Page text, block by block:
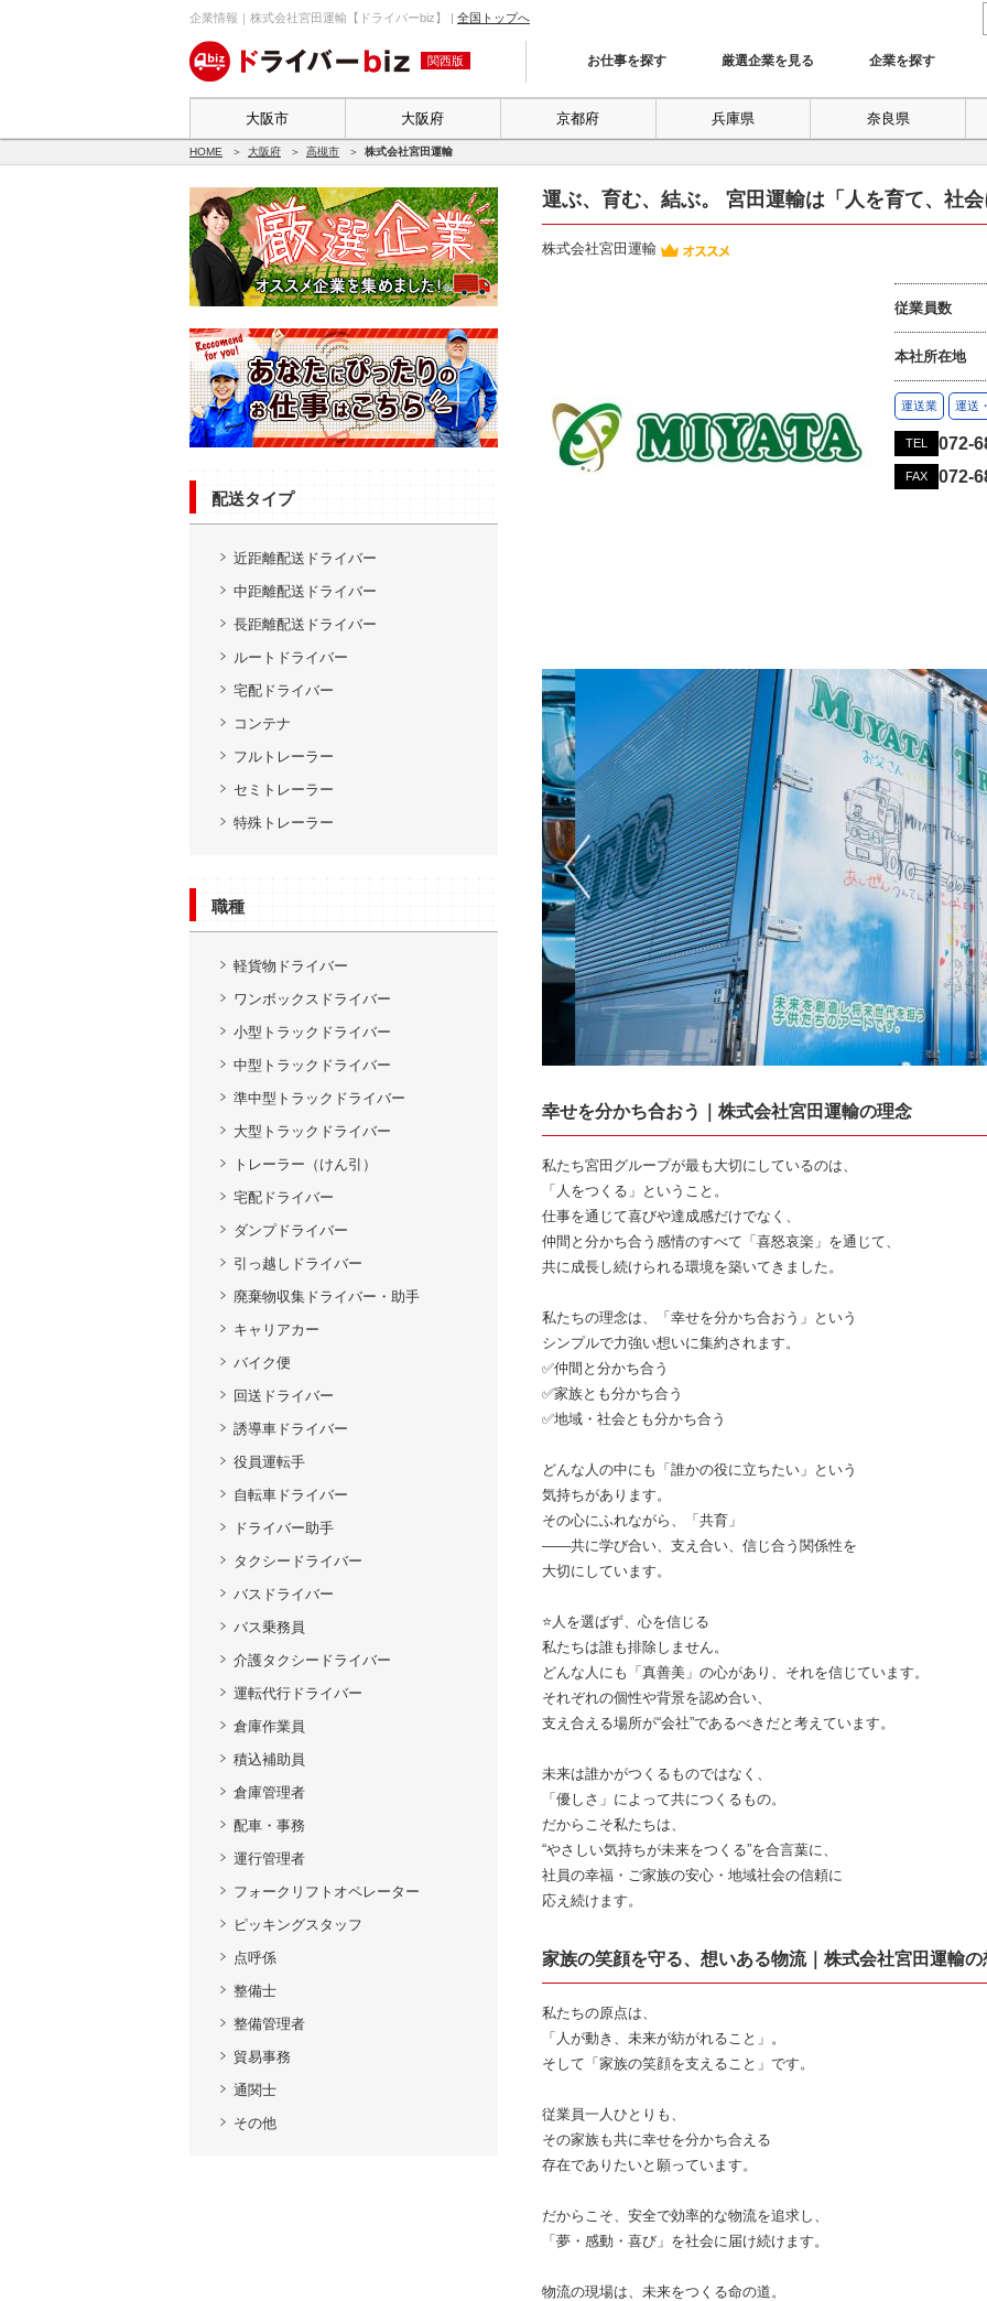
企業情報｜株式会社宮田運輸【ドライバーbiz】 | 全国トップへ
関西版 お仕事を探す 厳選企業を見る 企業を探す
大阪市 大阪府 京都府 兵庫県 奈良県
HOME 大阪府 高槻市 株式会社宮田運輸
配送タイプ
近距離配送ドライバー
中距離配送ドライバー
長距離配送ドライバー
ルートドライバー
宅配ドライバー
コンテナ
フルトレーラー
セミトレーラー
特殊トレーラー
職種
軽貨物ドライバー
ワンボックスドライバー
小型トラックドライバー
中型トラックドライバー
準中型トラックドライバー
大型トラックドライバー
トレーラー（けん引）
宅配ドライバー
ダンプドライバー
引っ越しドライバー
廃棄物収集ドライバー・助手
キャリアカー
バイク便
回送ドライバー
誘導車ドライバー
役員運転手
自転車ドライバー
ドライバー助手
タクシードライバー
バスドライバー
バス乗務員
介護タクシードライバー
運転代行ドライバー
倉庫作業員
積込補助員
倉庫管理者
配車・事務
運行管理者
フォークリフトオペレーター
ピッキングスタッフ
点呼係
整備士
整備管理者
貿易事務
通関士
その他
運ぶ、育む、結ぶ。 宮田運輸は「人を育て、社
株式会社宮田運輸
従業員数
本社所在地
運送業 運送
TEL 072-
FAX 072-
幸せを分かち合おう｜株式会社宮田運輸の理念
私たち宮田グループが最も大切にしているのは、
「人をつくる」ということ。
仕事を通じて喜びや達成感だけでなく、
仲間と分かち合う感情のすべて「喜怒哀楽」を通じて、
共に成長し続けられる環境を築いてきました。
私たちの理念は、「幸せを分かち合おう」という
シンプルで力強い想いに集約されます。
✅仲間と分かち合う
✅家族とも分かち合う
✅地域・社会とも分かち合う
どんな人の中にも「誰かの役に立ちたい」という
気持ちがあります。
その心にふれながら、「共育」
――共に学び合い、支え合い、信じ合う関係性を
大切にしています。
⭐人を選ばず、心を信じる
私たちは誰も排除しません。
どんな人にも「真善美」の心があり、それを信じています。
それぞれの個性や背景を認め合い、
支え合える場所が“会社”であるべきだと考えています。
未来は誰かがつくるものではなく、
「優しさ」によって共につくるもの。
だからこそ私たちは、
“やさしい気持ちが未来をつくる”を合言葉に、
社員の幸福・ご家族の安心・地域社会の信頼に
応え続けます。
家族の笑顔を守る、想いある物流｜株式会社宮田運輸の
私たちの原点は、
「人が動き、未来が紡がれること」。
そして「家族の笑顔を支えること」です。
従業員一人ひとりも、
その家族も共に幸せを分かち合える
存在でありたいと願っています。
だからこそ、安全で効率的な物流を追求し、
「夢・感動・喜び」を社会に届け続けます。
物流の現場は、未来をつくる命の道。